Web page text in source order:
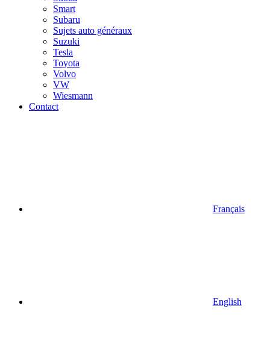
Smart
Subaru
Sujets auto généraux
Suzuki
Tesla
Toyota
Volvo
VW
Wiesmann
Contact
Français
English